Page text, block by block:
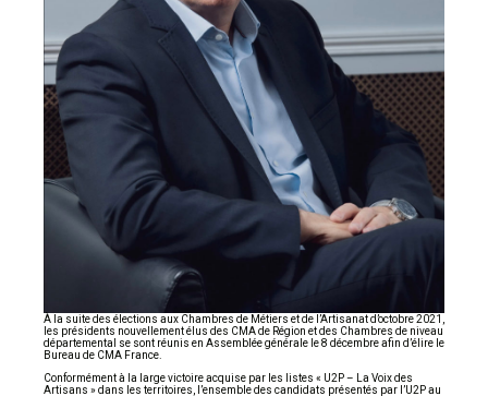
À la suite des élections aux Chambres de Métiers et de l’Artisanat d’octobre 2021,
les présidents nouvellement élus des CMA de Région et des Chambres de niveau
départemental se sont réunis en Assemblée générale le 8 décembre afin d’élire le
Bureau de CMA France.
Conformément à la large victoire acquise par les listes « U2P – La Voix des
Artisans » dans les territoires, l’ensemble des candidats présentés par l’U2P au